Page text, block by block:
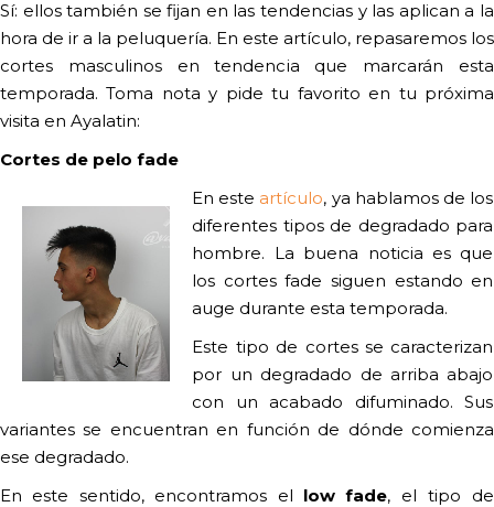
Sí: ellos también se fijan en las tendencias y las aplican a la
hora de ir a la peluquería. En este artículo, repasaremos los
cortes masculinos en tendencia que marcarán esta
temporada. Toma nota y pide tu favorito en tu próxima
visita en Ayalatin:
Cortes de pelo fade
En este artículo, ya hablamos de los
diferentes tipos de degradado para
hombre. La buena noticia es que
los cortesfade siguen estando en
auge durante esta temporada.
Este tipo de cortes se caracterizan
por un degradado de arriba abajo
con un acabado difuminado. Sus
variantes se encuentran en función de dónde comienza
ese degradado.
En este sentido, encontramos el low fade, el tipo de